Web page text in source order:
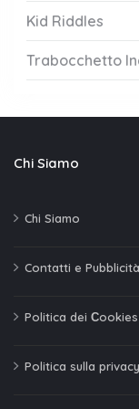
Kid Riddles
Trabocchetto
Chi Siamo
Chi Siamo
Contatti e Pubblicità
Politica dei Сookies
Politica sulla privacy